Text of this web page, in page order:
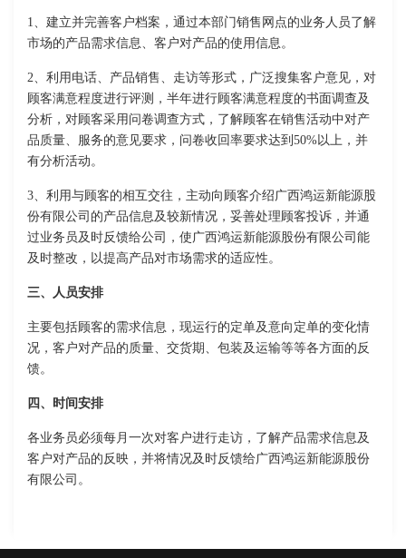
1、建立并完善客户档案，通过本部门销售网点的业务人员了解
市场的产品需求信息、客户对产品的使用信息。
2、利用电话、产品销售、走访等形式，广泛搜集客户意见，对
顾客满意程度进行评测，半年进行顾客满意程度的书面调查及
分析，对顾客采用问卷调查方式，了解顾客在销售活动中对产
品质量、服务的意见要求，问卷收回率要求达到50%以上，并
有分析活动。
3、利用与顾客的相互交往，主动向顾客介绍广西鸿运新能源股
份有限公司的产品信息及较新情况，妥善处理顾客投诉，并通
过业务员及时反馈给公司，使广西鸿运新能源股份有限公司能
及时整改，以提高产品对市场需求的适应性。
三、人员安排
主要包括顾客的需求信息，现运行的定单及意向定单的变化情
况，客户对产品的质量、交货期、包装及运输等等各方面的反
馈。
四、时间安排
各业务员必须每月一次对客户进行走访，了解产品需求信息及
客户对产品的反映，并将情况及时反馈给广西鸿运新能源股份
有限公司。